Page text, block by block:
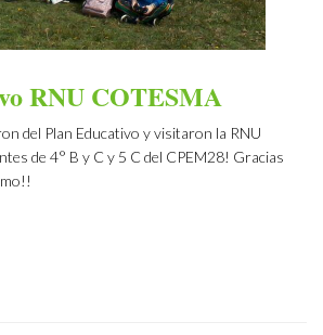
RNU COTESMA
del Plan Educativo y visitaron la RNU
de 4° B y C y 5 C del CPEM28! Gracias